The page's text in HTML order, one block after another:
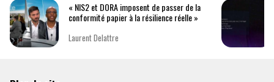
« NIS2 et DORA imposent de passer de la
conformité papier à la résilience réelle »
Laurent Delattre